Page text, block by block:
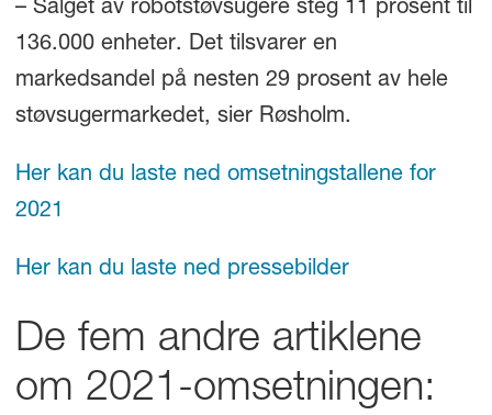
– Salget av robotstøvsugere steg 11 prosent til
136.000 enheter. Det tilsvarer en
markedsandel på nesten 29 prosent av hele
støvsugermarkedet, sier Røsholm.
Her kan du laste ned omsetningstallene for
2021
Her kan du laste ned pressebilder
De fem andre artiklene
om 2021-omsetningen: